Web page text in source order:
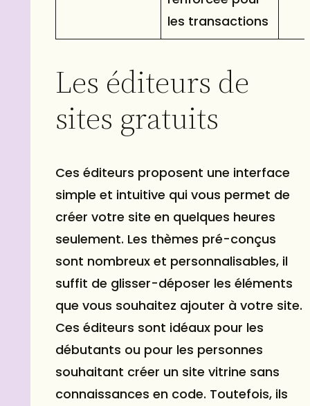
les transactions
Les éditeurs de
sites gratuits
Ces éditeurs proposent une interface
simple et intuitive qui vous permet de
créer votre site en quelques heures
seulement. Les thèmes pré-conçus
sont nombreux et personnalisables, il
suffit de glisser-déposer les éléments
que vous souhaitez ajouter à votre site.
Ces éditeurs sont idéaux pour les
débutants ou pour les personnes
souhaitant créer un site vitrine sans
connaissances en code. Toutefois, ils